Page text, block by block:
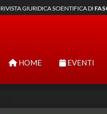
RIVISTA GIURIDICA SCIENTIFICA DI
HOME EVENTI